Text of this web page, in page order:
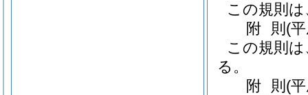
この規則
附 則 (
この規則
る。
附 則 (